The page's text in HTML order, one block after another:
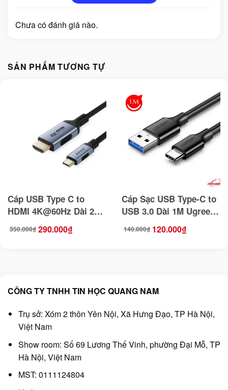
Chưa có đánh giá nào.
SẢN PHẨM TƯƠNG TỰ
Cáp USB Type C to
HDMI 4K@60Hz Dài 2M
350.000₫
Giá
gốc 290.000₫
Giá
hiện
Cáp Sạc USB Type-C to
USB 3.0 Dài 1M Ugreen
140.000₫
Giá
gốc 120.000₫
Giá
hiện
CÔNG TY TNHH TIN HỌC QUANG NAM
Trụ sở: Xóm 2 thôn Yên Nội, Xã Hưng Đạo, TP Hà Nội,
Việt Nam
Show room: Số 69 Lương Thế Vinh, phường Đại Mỗ, TP
Hà Nội, Việt Nam
MST: 0111124804